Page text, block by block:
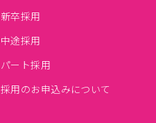
新卒採用
中途採用
パート採用
採用のお申込みについて